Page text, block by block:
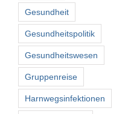
Gesundheit
Gesundheitspolitik
Gesundheitswesen
Gruppenreise
Harnwegsinfektionen